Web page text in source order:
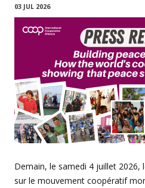
03 JUL 2026
Demain, le samedi 4 juillet 2026,
sur le mouvement coopératif